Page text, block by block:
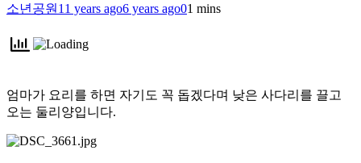
소년공원 11 years ago6 years ago01 mins
엄마가 요리를 하면 자기도 꼭 돕겠다며 낮은 사다리를 끌고
오는 둘리양입니다.